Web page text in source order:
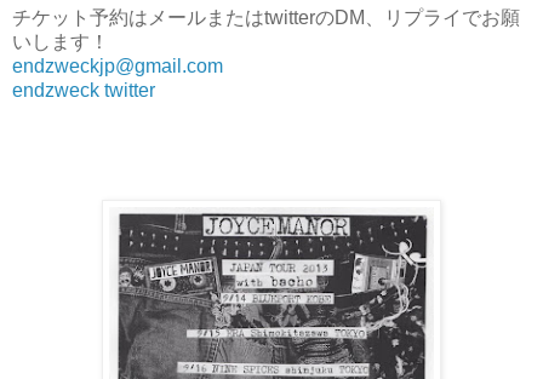
チケット予約はメールまたはtwitterのDM、リプライでお願
いします！
endzweckjp@gmail.com
endzweck twitter